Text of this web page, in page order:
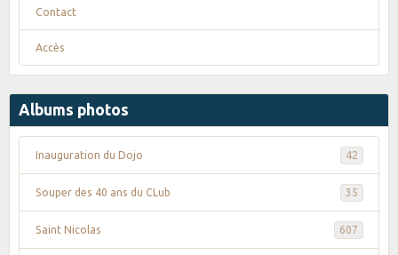
Contact
Accès
Albums photos
Inauguration du Dojo 42
Souper des 40 ans du CLub 35
Saint Nicolas 607